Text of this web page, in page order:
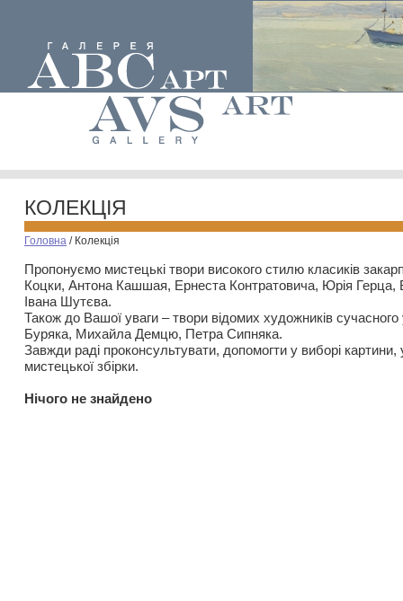
КОЛЕКЦІЯ
Головна / Колекція
Пропонуємо мистецькі твори високого стилю класиків
Коцки, Антона Кашшая, Ернеста Контратовича, Юрія
Івана Шутєва.
Також до Вашої уваги – твори відомих художників
Буряка, Михайла Демцю, Петра Сипняка.
Завжди раді проконсультувати, допомогти у виборі картини,
мистецької збірки.
Нiчого не знайдено